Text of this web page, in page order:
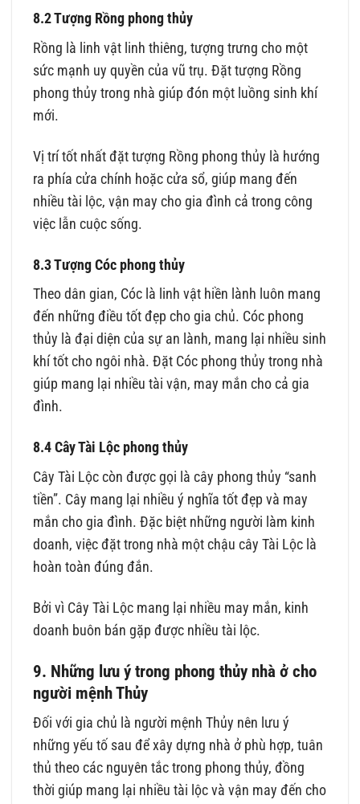
8.2 Tượng Rồng phong thủy
Rồng là linh vật linh thiêng, tượng trưng cho một
sức mạnh uy quyền của vũ trụ. Đặt tượng Rồng
phong thủy trong nhà giúp đón một luồng sinh khí
mới.
Vị trí tốt nhất đặt tượng Rồng phong thủy là hướng
ra phía cửa chính hoặc cửa sổ, giúp mang đến
nhiều tài lộc, vận may cho gia đình cả trong công
việc lẫn cuộc sống.
8.3 Tượng Cóc phong thủy
Theo dân gian, Cóc là linh vật hiền lành luôn mang
đến những điều tốt đẹp cho gia chủ. Cóc phong
thủy là đại diện của sự an lành, mang lại nhiều sinh
khí tốt cho ngôi nhà. Đặt Cóc phong thủy trong nhà
giúp mang lại nhiều tài vận, may mắn cho cả gia
đình.
8.4 Cây Tài Lộc phong thủy
Cây Tài Lộc còn được gọi là cây phong thủy “sanh
tiền”. Cây mang lại nhiều ý nghĩa tốt đẹp và may
mắn cho gia đình. Đặc biệt những người làm kinh
doanh, việc đặt trong nhà một chậu cây Tài Lộc là
hoàn toàn đúng đắn.
Bởi vì Cây Tài Lộc mang lại nhiều may mắn, kinh
doanh buôn bán gặp được nhiều tài lộc.
9. Những lưu ý trong phong thủy nhà ở cho
người mệnh Thủy
Đối với gia chủ là người mệnh Thủy nên lưu ý
những yếu tố sau để xây dựng nhà ở phù hợp, tuân
thủ theo các nguyên tắc trong phong thủy, đồng
thời giúp mang lại nhiều tài lộc và vận may đến cho